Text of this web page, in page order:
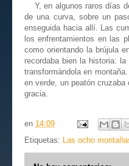
Y, en algunos raros días
de una curva, sobre un
enseguida hacia allí. Las
los enfrentamientos en las
como orientando la brújula
recordaba bien la historia:
transformándola en
en verde, un peatón
gracia.
en 14:09
Etiquetas: Las ocho